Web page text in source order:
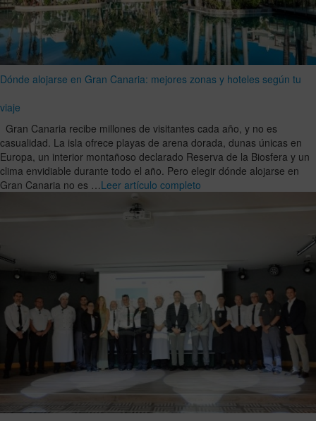
Dónde alojarse en Gran Canaria: mejores zonas y hoteles según tu
viaje
Gran Canaria recibe millones de visitantes cada año, y no es
casualidad. La isla ofrece playas de arena dorada, dunas únicas en
Europa, un interior montañoso declarado Reserva de la Biosfera y un
clima envidiable durante todo el año. Pero elegir dónde alojarse en
Gran Canaria no es …Leer artículo completo